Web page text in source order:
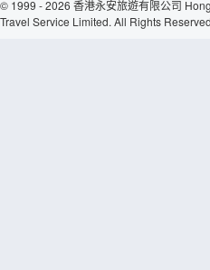
© 1999 - 2026 香港永安旅遊有限公司
Travel Service Limited. All Rights